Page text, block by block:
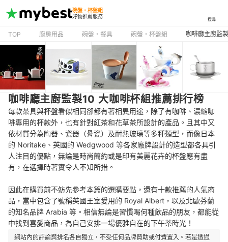
碗盤・杯盤組
好物推薦服務
搜尋
TOP 廚房用品 碗盤・餐具 碗盤・杯盤組 咖啡廳主廚監
咖啡廳主廚監製10 大咖啡杯組推薦排行榜
每款茶具與杯盤看似相同卻都有著相異用途，除了有咖啡、濃縮咖
啡專用的杯款外，也有針對紅茶和花草茶所設計的產品。且其中又
依材質分為陶器、瓷器（骨瓷）及耐熱玻璃等多種類型，而像日本
的 Noritake、英國的 Wedgwood 等各家廠牌設計的造型都各具引
人注目的優點，無論是時尚簡約或是印有美麗花卉的杯盤應有盡
有，在選擇時著實令人不知所措。
因此在購買前不妨先參考本篇的選購要點，還有十款推薦的人氣商
品，當中包含了號稱英國王室愛用的 Royal Albert，以及北歐芬蘭
的知名品牌 Arabia 等。相信無論是習慣喝何種飲品的朋友，都能從
中找到喜愛商品，為自己安排一場優雅自在的下午茶時光！
網站內的評論與排名各自獨立，不受任何品牌贊助或付費置入。若是透過